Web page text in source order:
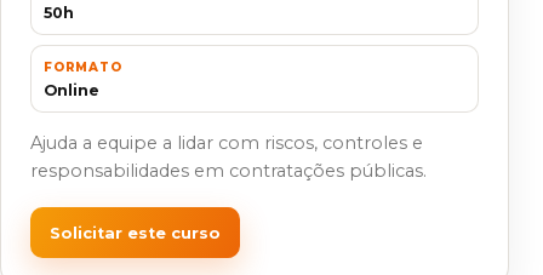
50h
FORMATO
Online
Ajuda a equipe a lidar com riscos, controles e
responsabilidades em contratações públicas.
Solicitar este curso